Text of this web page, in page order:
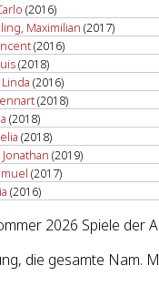
(2016)
Maximilian (2017)
(2016)
(2018)
(2016)
(2018)
(2018)
(2018)
(2019)
(2017)
(2016)
2026 Spiele der
die gesamte Nam.